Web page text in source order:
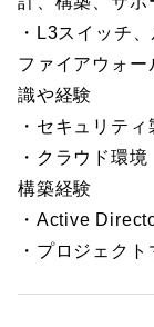
・L3スイッチ、
ファイアウォ
識や経験
・セキュリテ
・クラウド環
構築経験
・Active
・プロジェク